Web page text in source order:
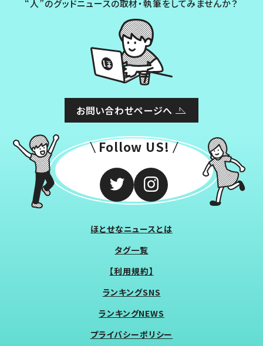
“人”のグッドニュースの取材・執筆をしてみませんか？
お問い合わせページへ
Follow US!
ほとせなニュースとは
タグ一覧
【利用規約】
ランキングSNS
ランキングNEWS
プライバシーポリシー